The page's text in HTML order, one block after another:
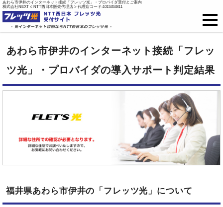
あわら市伊井のインターネット接続「フレッツ光」・プロバイダ受付とご案内
株式会社NEXT < NTT西日本販売代理店 > 代理店コード:1015353811
戸建て向け料金
集合住宅向け料金
ご開通までの流れ
オプション
新規お申込はこちら
あわら市伊井のインターネット接続「フレッ
ツ光」・プロバイダの導入サポート判定結果
福井県あわら市伊井の「フレッツ光」について